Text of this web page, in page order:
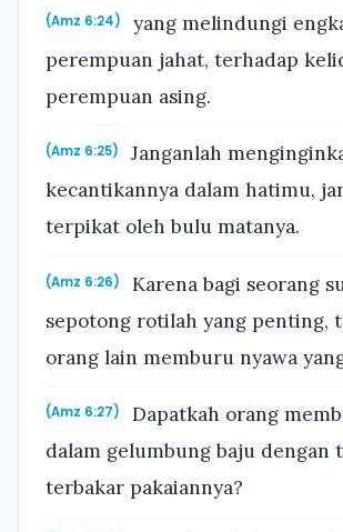
(Amz 6:24)
yang melindungi
perempuan jahat, terhadap
perempuan asing.
(Amz 6:25)
Janganlah
kecantikannya dalam hatimu,
terpikat oleh bulu matanya.
(Amz 6:26)
Karena bagi seorang
sepotong rotilah yang penting,
orang lain memburu nyawa
(Amz 6:27)
Dapatkah orang
dalam gelumbung baju dengan
terbakar pakaiannya?